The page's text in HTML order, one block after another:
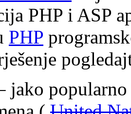
PHP i ASP
PHP
jako